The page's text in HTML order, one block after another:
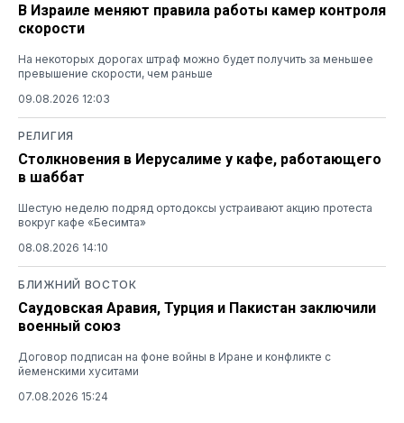
В Израиле меняют правила работы камер контроля
скорости
На некоторых дорогах штраф можно будет получить за меньшее
превышение скорости, чем раньше
09.08.2026 12:03
РЕЛИГИЯ
Столкновения в Иерусалиме у кафе, работающего
в шаббат
Шестую неделю подряд ортодоксы устраивают акцию протеста
вокруг кафе «Бесимта»
08.08.2026 14:10
БЛИЖНИЙ ВОСТОК
Саудовская Аравия, Турция и Пакистан заключили
военный союз
Договор подписан на фоне войны в Иране и конфликте с
йеменскими хуситами
07.08.2026 15:24